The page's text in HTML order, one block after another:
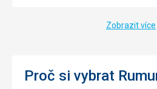
místě
starého
Nynější
pevnost
Zobrazit více
Proč si vybrat